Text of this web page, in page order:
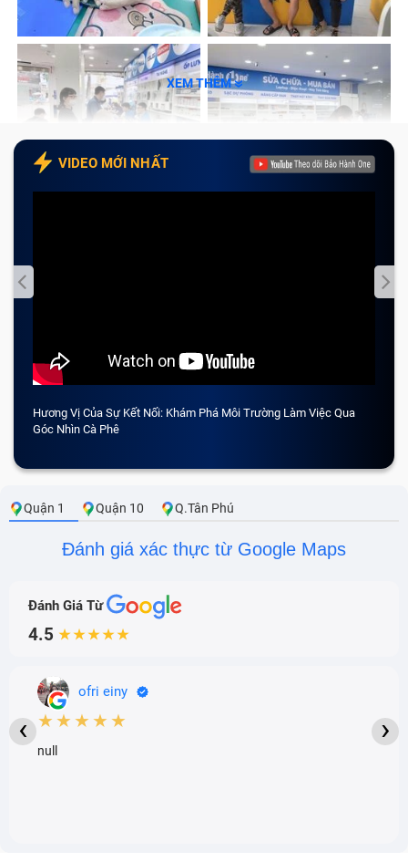
XEM THÊM
VIDEO MỚI NHẤT
Hương Vị Của Sự Kết Nối: Khám Phá Môi Trường Làm Việc Qua
Góc Nhìn Cà Phê
Quận 1 Quận 10 Q.Tân Phú
Đánh giá xác thực từ Google Maps
Đánh Giá Từ
4.5 ★★★★★
ofri einy
★★★★★
null
‹ ›